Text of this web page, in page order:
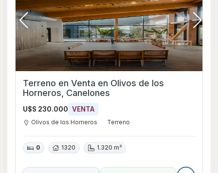
Terreno en Venta en Olivos de los
Horneros, Canelones
U$S 230.000 VENTA
Olivos de los Horneros Terreno
0 1320 1.320 m²